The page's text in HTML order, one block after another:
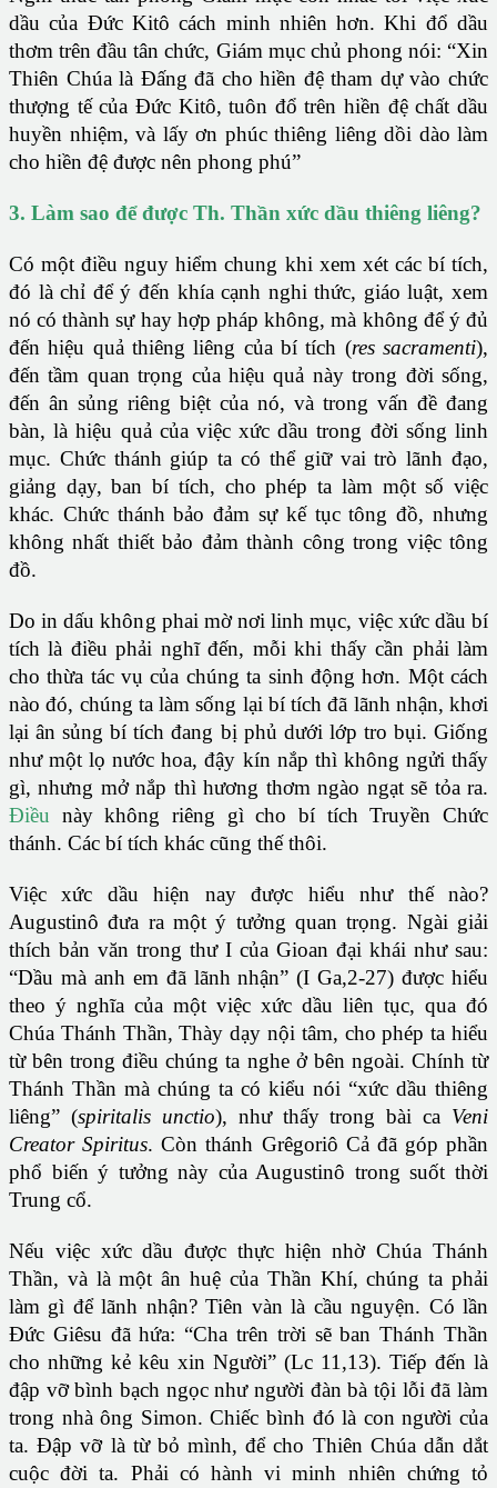
dầu của Đức Kitô cách minh nhiên hơn. Khi đổ dầu
thơm trên đầu tân chức, Giám mục chủ phong nói: “Xin
Thiên Chúa là Đấng đã cho hiền đệ tham dự vào chức
thượng tế của Đức Kitô, tuôn đổ trên hiền đệ chất dầu
huyền nhiệm, và lấy ơn phúc thiêng liêng dồi dào làm
cho hiền đệ được nên phong phú”
3. Làm sao để được Th. Thần xức dầu thiêng liêng?
Có một điều nguy hiểm chung khi xem xét các bí tích,
đó là chỉ để ý đến khía cạnh nghi thức, giáo luật, xem
nó có thành sự hay hợp pháp không, mà không để ý đủ
đến hiệu quả thiêng liêng của bí tích (res sacramenti),
đến tầm quan trọng của hiệu quả này trong đời sống,
đến ân sủng riêng biệt của nó, và trong vấn đề đang
bàn, là hiệu quả của việc xức dầu trong đời sống linh
mục. Chức thánh giúp ta có thể giữ vai trò lãnh đạo,
giảng dạy, ban bí tích, cho phép ta làm một số việc
khác. Chức thánh bảo đảm sự kế tục tông đồ, nhưng
không nhất thiết bảo đảm thành công trong việc tông
đồ.
Do in dấu không phai mờ nơi linh mục, việc xức dầu bí
tích là điều phải nghĩ đến, mỗi khi thấy cần phải làm
cho thừa tác vụ của chúng ta sinh động hơn. Một cách
nào đó, chúng ta làm sống lại bí tích đã lãnh nhận, khơi
lại ân sủng bí tích đang bị phủ dưới lớp tro bụi. Giống
như một lọ nước hoa, đậy kín nắp thì không ngửi thấy
gì, nhưng mở nắp thì hương thơm ngào ngạt sẽ tỏa ra.
Điều này không riêng gì cho bí tích Truyền Chức
thánh. Các bí tích khác cũng thế thôi.
Việc xức dầu hiện nay được hiểu như thế nào?
Augustinô đưa ra một ý tưởng quan trọng. Ngài giải
thích bản văn trong thư I của Gioan đại khái như sau:
“Dầu mà anh em đã lãnh nhận” (I Ga,2-27) được hiểu
theo ý nghĩa của một việc xức dầu liên tục, qua đó
Chúa Thánh Thần, Thày dạy nội tâm, cho phép ta hiểu
từ bên trong điều chúng ta nghe ở bên ngoài. Chính từ
Thánh Thần mà chúng ta có kiểu nói “xức dầu thiêng
liêng” (spiritalis unctio), như thấy trong bài ca Veni
Creator Spiritus. Còn thánh Grêgoriô Cả đã góp phần
phổ biến ý tưởng này của Augustinô trong suốt thời
Trung cổ.
Nếu việc xức dầu được thực hiện nhờ Chúa Thánh
Thần, và là một ân huệ của Thần Khí, chúng ta phải
làm gì để lãnh nhận? Tiên vàn là cầu nguyện. Có lần
Đức Giêsu đã hứa: “Cha trên trời sẽ ban Thánh Thần
cho những kẻ kêu xin Người” (Lc 11,13). Tiếp đến là
đập vỡ bình bạch ngọc như người đàn bà tội lỗi đã làm
trong nhà ông Simon. Chiếc bình đó là con người của
ta. Đập vỡ là từ bỏ mình, để cho Thiên Chúa dẫn dắt
cuộc đời ta. Phải có hành vi minh nhiên chứng tỏ